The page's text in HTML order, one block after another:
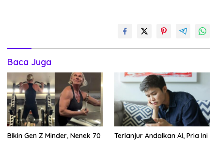
Baca Juga
Bikin Gen Z Minder, Nenek 70
Terlanjur Andalkan AI, Pria Ini